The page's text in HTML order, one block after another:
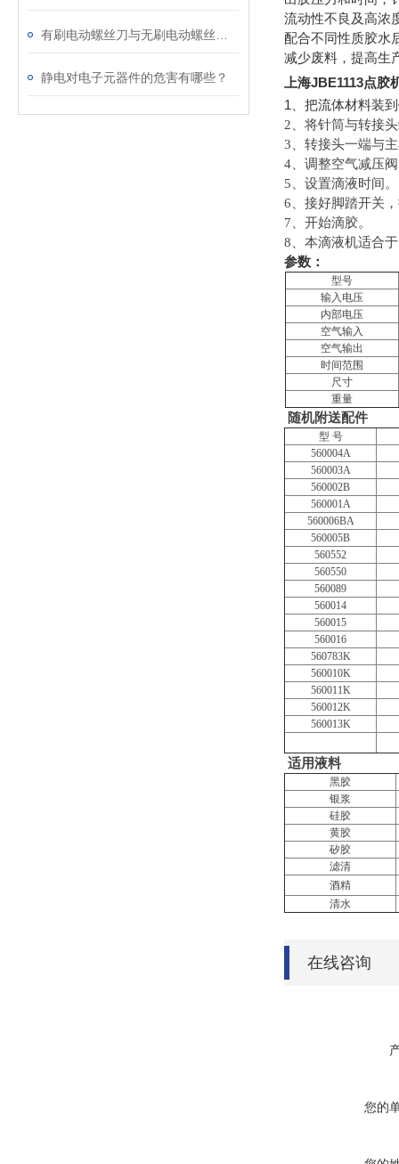
静电对电子元器件的危害有哪些？
流动性不良及高浓
配合不同性质胶水
减少废料，提高生
上海JBE1113点
1 、把流体材料装
2 、将针筒与转接
3 、转接头一端与
4 、调整空气减压
5 、设置滴液时间。
6 、接好脚踏开关
7 、开始滴胶。
8 、本滴液机适合
参数：
型号
输入电压
内部电压
空气输入
空气输出
时间范围
尺寸
重量
随机附送配件
型 号
560004A
560003A
560002B
560001A
560006BA
560005B
560552
560550
560089
560014
560015
560016
560783K
560010K
560011K
560012K
560013K
适用液料
黑胶
银浆
硅胶
黄胶
矽胶
滤清
酒精
清水
在线咨询
您的